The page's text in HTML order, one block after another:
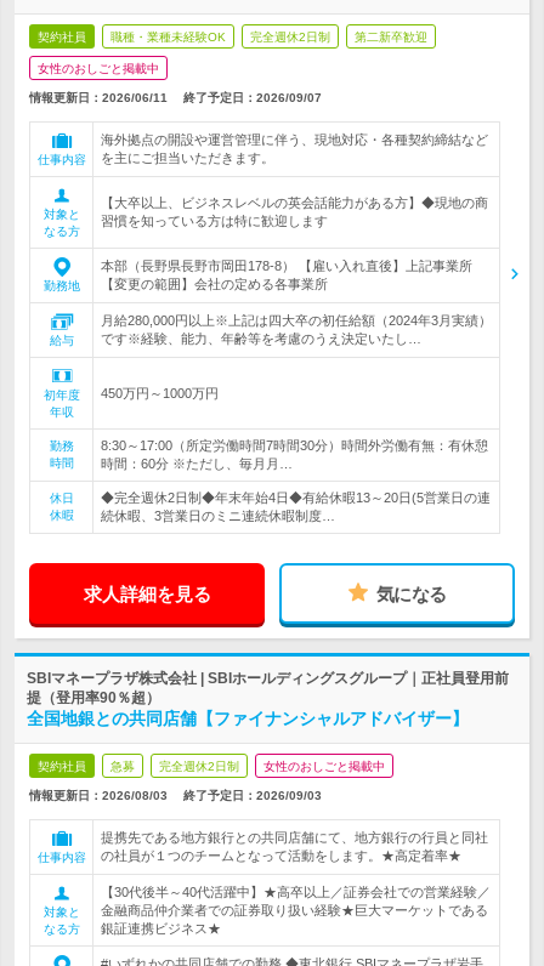
契約社員 職種・業種未経験OK 完全週休2日制 第二新卒歓迎
女性のおしごと掲載中
情報更新日：2026/06/11 終了予定日： 2026/09/07
仕事内容
海外拠点の開設や運営管理に伴う、現地対応・各種契約締結など
を主にご担当いただきます。
対象と
なる方
【大卒以上、ビジネスレベルの英会話能力がある方】◆現地の商
習慣を知っている方は特に歓迎します
勤務地
本部（長野県長野市岡田178-8） 【雇い入れ直後】上記事業所
【変更の範囲】会社の定める各事業所
給与
月給280,000円以上※上記は四大卒の初任給額（2024年3月実績）
です※経験、能力、年齢等を考慮のうえ決定いたし…
初年度
年収
450万円～1000万円
勤務
時間
8:30～17:00（所定労働時間7時間30分）時間外労働有無：有休憩
時間：60分 ※ただし、毎月月…
休日
休暇
◆完全週休2日制◆年末年始4日◆有給休暇13～20日(5営業日の連
続休暇、3営業日のミニ連続休暇制度…
求人詳細を見る 気になる
SBIマネープラザ株式会社 | SBIホールディングスグループ｜正社員登用前
提（登用率90％超）
全国地銀との共同店舗【ファイナンシャルアドバイザー】
契約社員 急募 完全週休2日制 女性のおしごと掲載中
情報更新日：2026/08/03 終了予定日： 2026/09/03
仕事内容
提携先である地方銀行との共同店舗にて、地方銀行の行員と同社
の社員が１つのチームとなって活動をします。★高定着率★
対象と
なる方
【30代後半～40代活躍中】★高卒以上／証券会社での営業経験／
金融商品仲介業者での証券取り扱い経験★巨大マーケットである
銀証連携ビジネス★